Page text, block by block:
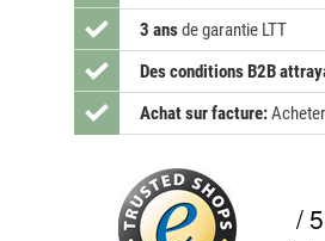
3 ansde garantie LTT
Des conditions B2B
Achat sur facture:
/